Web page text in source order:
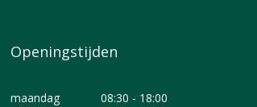
Openingstijden
maandag
08:30 - 18:00